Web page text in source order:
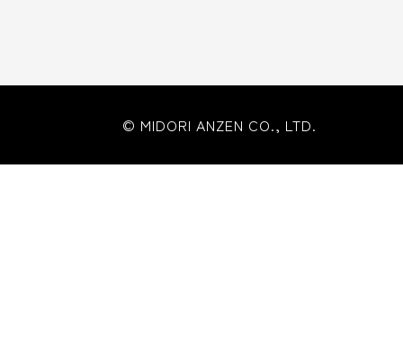
© MIDORI ANZEN CO., LTD.